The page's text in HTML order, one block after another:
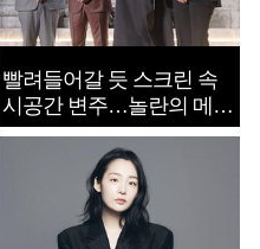
빨려들어갈 듯 스크린 속
시공간 변주…놀란의 메시
지는 ‘전쟁 속죄’